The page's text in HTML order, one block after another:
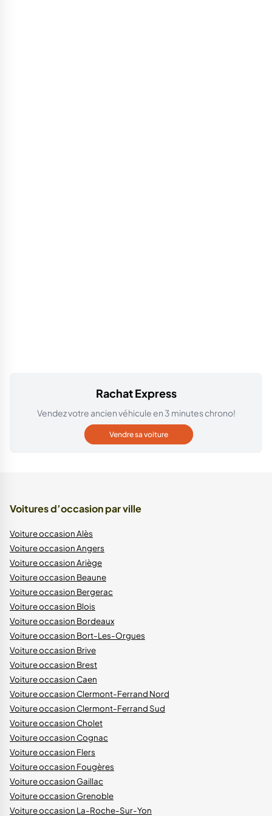
Rachat Express
Vendez votre ancien véhicule en 3 minutes chrono!
Vendre sa voiture
Voitures d’occasion par ville
Voiture occasion Alès
Voiture occasion Angers
Voiture occasion Ariège
Voiture occasion Beaune
Voiture occasion Bergerac
Voiture occasion Blois
Voiture occasion Bordeaux
Voiture occasion Bort-Les-Orgues
Voiture occasion Brive
Voiture occasion Brest
Voiture occasion Caen
Voiture occasion Clermont-Ferrand Nord
Voiture occasion Clermont-Ferrand Sud
Voiture occasion Cholet
Voiture occasion Cognac
Voiture occasion Flers
Voiture occasion Fougères
Voiture occasion Gaillac
Voiture occasion Grenoble
Voiture occasion La-Roche-Sur-Yon